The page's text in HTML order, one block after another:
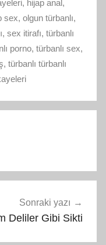
, hijap anal,
sex, olgun türbanlı,
, sex itirafı, türbanlı
porno, türbanlı sex,
, türbanlı türbanlı
Sonraki yazı
Deliler Gibi Sikti